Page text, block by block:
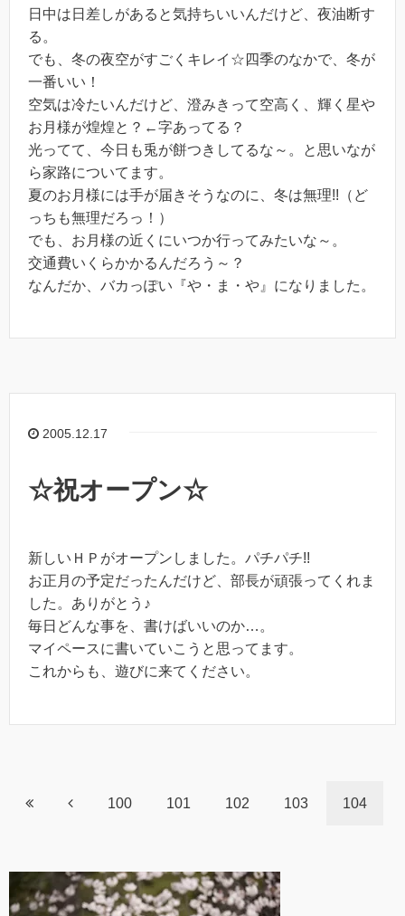
日中は日差しがあると気持ちいいんだけど、夜油断す
る。
でも、冬の夜空がすごくキレイ☆四季のなかで、冬が
一番いい！
空気は冷たいんだけど、澄みきって空高く、輝く星や
お月様が煌煌と？←字あってる？
光ってて、今日も兎が餅つきしてるな～。と思いなが
ら家路についてます。
夏のお月様には手が届きそうなのに、冬は無理!!（ど
っちも無理だろっ！）
でも、お月様の近くにいつか行ってみたいな～。
交通費いくらかかるんだろう～？
なんだか、バカっぽい『や・ま・や』になりました。
2005.12.17
☆祝オープン☆
新しいＨＰがオープンしました。パチパチ!!
お正月の予定だったんだけど、部長が頑張ってくれま
した。ありがとう♪
毎日どんな事を、書けばいいのか…。
マイペースに書いていこうと思ってます。
これからも、遊びに来てください。
100 101 102 103 104